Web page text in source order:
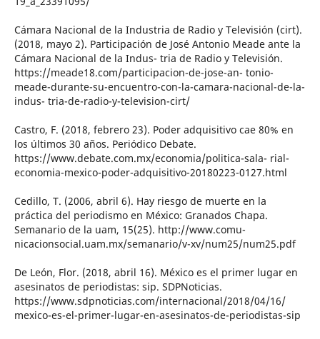
Cámara Nacional de la Industria de Radio y Televisión (cirt).
(2018, mayo 2). Participación de José Antonio Meade ante la
Cámara Nacional de la Indus- tria de Radio y Televisión.
https://meade18.com/participacion-de-jose-an- tonio-
meade-durante-su-encuentro-con-la-camara-nacional-de-la-
indus- tria-de-radio-y-television-cirt/
Castro, F. (2018, febrero 23). Poder adquisitivo cae 80% en
los últimos 30 años. Periódico Debate.
https://www.debate.com.mx/economia/politica-sala- rial-
economia-mexico-poder-adquisitivo-20180223-0127.html
Cedillo, T. (2006, abril 6). Hay riesgo de muerte en la
práctica del periodismo en México: Granados Chapa.
Semanario de la uam, 15(25). http://www.comu-
nicacionsocial.uam.mx/semanario/v-xv/num25/num25.pdf
De León, Flor. (2018, abril 16). México es el primer lugar en
asesinatos de periodistas: sip. SDPNoticias.
https://www.sdpnoticias.com/internacional/2018/04/16/
mexico-es-el-primer-lugar-en-asesinatos-de-periodistas-sip